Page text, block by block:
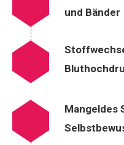
und Bänder
Mangeldes